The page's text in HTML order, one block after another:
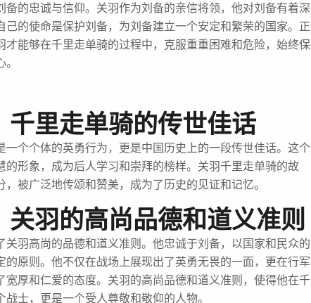
备的忠诚与信仰。关羽作为刘备的亲信将领，他对刘备有着深
己的使命是保护刘备，为刘备建立一个安定和繁荣的国家。正
才能够在千里走单骑的过程中，克服重重困难和危险，始终保
千里走单骑的传世佳话
一个个体的英勇行为，更是中国历史上的一段传世佳话。这个
的形象，成为后人学习和崇拜的榜样。关羽千里走单骑的故
被广泛地传颂和赞美，成为了历史的见证和记忆。
羽的高尚品德和道义准则
关羽高尚的品德和道义准则。他忠诚于刘备，以国家和民众的
原则。他不仅在战场上展现出了英勇无畏的一面，更在行军
宽厚和仁爱的态度。关羽的高尚品德和道义准则，使得他在千
士，更是一个受人尊敬和敬仰的人物。